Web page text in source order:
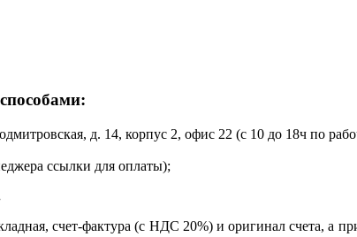
д. 14, корпус 2, офис 22 (с 10 до 18ч по
ссылки для оплаты);
счет-фактура (с НДС 20%) и оригинал счета, а